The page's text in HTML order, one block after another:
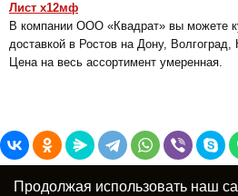
Лист х12мф
В компании ООО «Квадрат» вы можете
доставкой в Ростов на Дону, Волгоград,
Цена на весь ассортимент умеренная.
Продолжая использовать наш